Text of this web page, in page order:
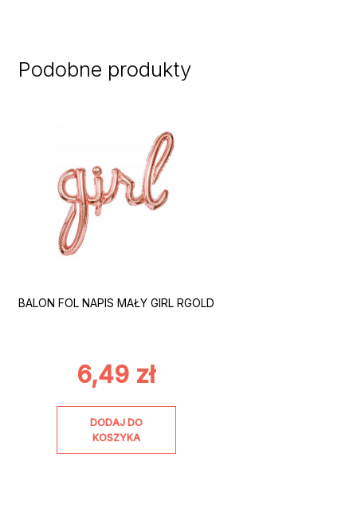
Podobne produkty
BALON FOL NAPIS MAŁY GIRL RGOLD
6,49 zł
DODAJ DO
KOSZYKA